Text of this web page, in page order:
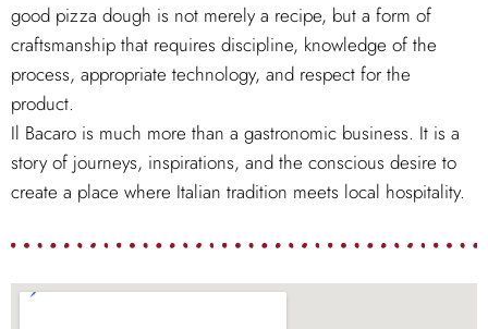
good pizza dough is not merely a recipe, but a form of
craftsmanship that requires discipline, knowledge of the
process, appropriate technology, and respect for the
product.
Il Bacaro is much more than a gastronomic business. It is a
story of journeys, inspirations, and the conscious desire to
create a place where Italian tradition meets local hospitality.